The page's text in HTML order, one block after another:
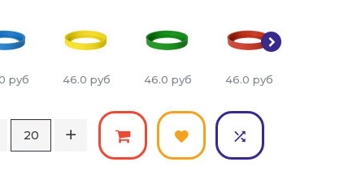
руб 46.0 руб 46.0 руб 46.0 руб